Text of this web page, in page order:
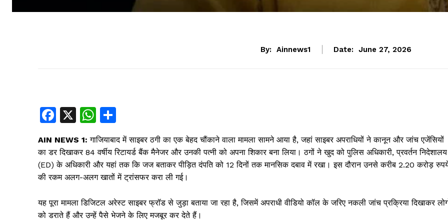
By: Ainnews1 Date: June 27, 2026
F
c
e
b
o
X
W
h
at
s
A
p
h
ar
e
AIN NEWS 1: गाजियाबाद में साइबर ठगी का एक बेहद चौंकाने वाला मामला सामने आया है, जहां साइबर अपराधियों ने कानून और जांच एजेंसियों
का डर दिखाकर 84 वर्षीय रिटायर्ड बैंक मैनेजर और उनकी पत्नी को अपना शिकार बना लिया। ठगों ने खुद को पुलिस अधिकारी, प्रवर्तन निदेशालय
(ED) के अधिकारी और यहां तक कि जज बताकर पीड़ित दंपति को 12 दिनों तक मानसिक दबाव में रखा। इस दौरान उनसे करीब 2.20 करोड़
की रकम अलग-अलग खातों में ट्रांसफर करा ली गई।
यह पूरा मामला डिजिटल अरेस्ट साइबर फ्रॉड से जुड़ा बताया जा रहा है, जिसमें अपराधी वीडियो कॉल के जरिए नकली जांच प्रक्रिया दिखाकर
को डराते हैं और उन्हें पैसे भेजने के लिए मजबूर कर देते हैं।